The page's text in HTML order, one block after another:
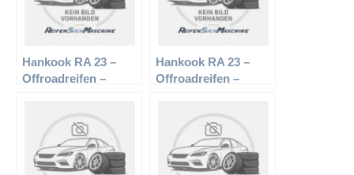
Hankook RA 23 –
Offroadreifen –
Hankook RA 23 –
Offroadreifen –